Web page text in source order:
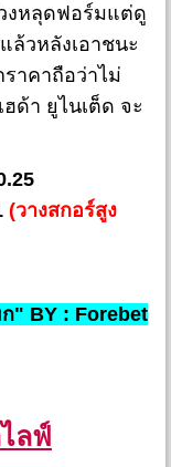
งหลุดฟอร์มแต่ดู
ล้วหลังเอาชนะ
าคาถือว่าไม่
ด้า ยูไนเต็ด จะ
(วางสกอร์สูง
" BY : Forebet
ลฟ์